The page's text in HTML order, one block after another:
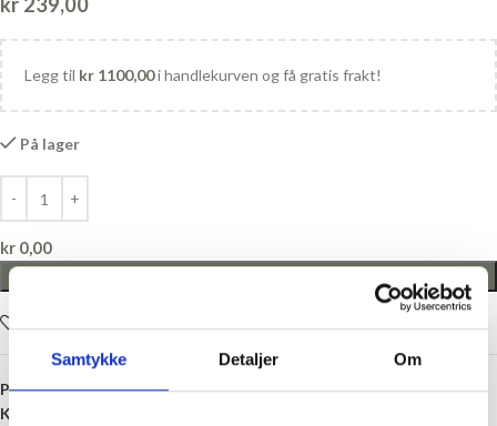
Samtykke Detaljer Om
Legg til kr 1100,00i handlekurven og få gratis frakt!
På lager
kr 0,00
Produktnummer:If-732055
Kategori: